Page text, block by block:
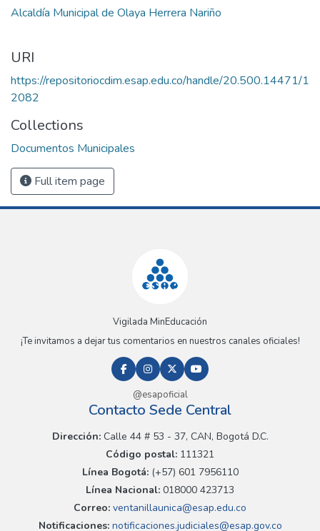
Alcaldía Municipal de Olaya Herrera Nariño
URI
https://repositoriocdim.esap.edu.co/handle/20.500.14471/1
2082
Collections
Documentos Municipales
Full item page
Vigilada MinEducación
¡Te invitamos a dejar tus comentarios en nuestros canales oficiales!
@esapoficial
Contacto Sede Central
Dirección:Calle 44 # 53 - 37, CAN, Bogotá D.C.
Código postal: 111321
Línea Bogotá:(+57) 601 7956110
Línea Nacional: 018000 423713
Correo: ventanillaunica@esap.edu.co
Notificaciones:notificaciones.judiciales@esap.gov.co